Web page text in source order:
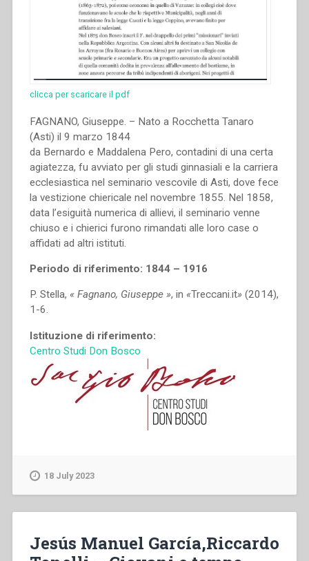
clicca per scaricare il pdf
FAGNANO, Giuseppe. – Nato a Rocchetta Tanaro
(Asti) il 9 marzo 1844
da Bernardo e Maddalena Pero, contadini di una certa
agiatezza, fu avviato per gli studi ginnasiali e la carriera
ecclesiastica nel seminario vescovile di Asti, dove fece
la vestizione chiericale nel novembre 1855. Nel 1858,
data l’esiguità numerica di allievi, il seminario venne
chiuso e i chierici furono rimandati alle loro case o
affidati ad altri istituti.
Periodo di riferimento: 1844 – 1916
P. Stella, « Fagnano, Giuseppe », in «Treccani.it» (2014),
1-6.
Istituzione di riferimento:
Centro Studi Don Bosco
18 July 2023
Jesús Manuel García,Riccardo